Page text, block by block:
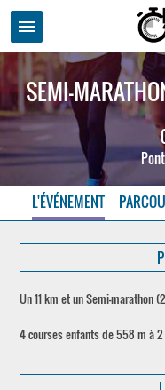
menu
SEMI-
L'ÉVÉNEMENT
Un 11 km et un Semi-marathon
4 courses enfants de 558 m à